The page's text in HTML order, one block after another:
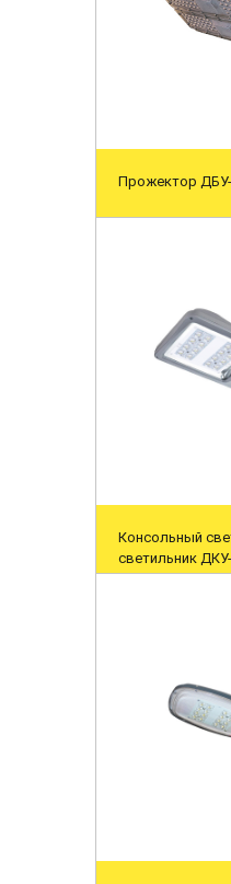
Прожектор
Консольный
светильник